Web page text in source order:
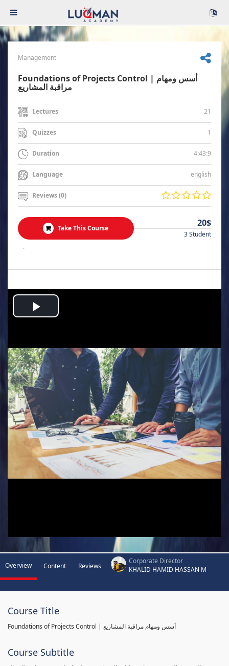
Management
Foundations of Projects Control | أسس ومهام
مراقبة المشاريع
Lectures 21
Quizzes 1
Duration 4:43:9
Language english
Reviews (0)
Take This Course 20$
3 Student
.
Play
Overview Content Reviews
Corporate Director
KHALID HAMID HASSAN M
Course Title
Foundations of Projects Control | أسس ومهام مراقبة المشاريع
Course Subtitle